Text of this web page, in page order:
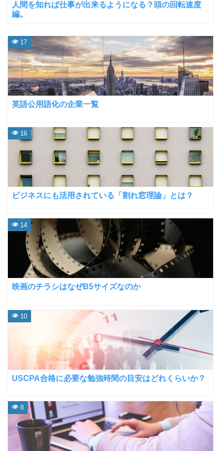
人間を知れば仕事が出来るようになる？頭の回転速度
編。
英語公用語化の企業一覧
17
ビジネスにも活用されている「割れ窓理論」とは？
16
映画のチラシはなぜB5サイズなのか
14
USCPA合格に必要な勉強時間の目安はどれくらいか？
10
8